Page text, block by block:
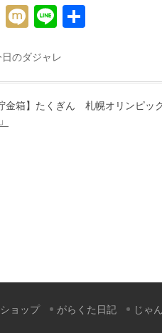
TWITTER
MIXILINE
のダジャレ
金箱】たくぎん 札幌オリンピ
ショップ がらくた日記 じゃ